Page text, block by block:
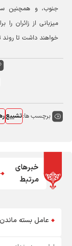
جنوب، و همچنین
میزبانی از زائران
خواهند داشت تا
برچسب ها:تشییع
خبرهای
مرتبط
عامل بسته ماندن